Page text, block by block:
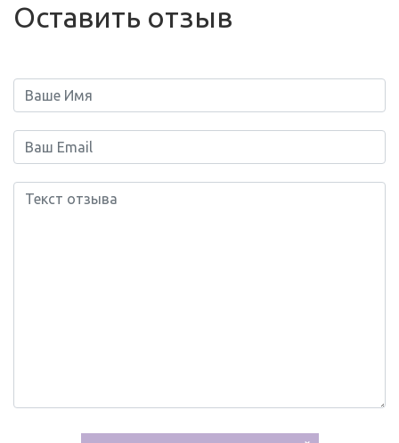
Оставить отзыв